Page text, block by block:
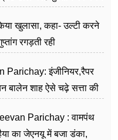
खुलासा, कहा- उल्टी करने
रगड़ती रही
इंजीनियर,रैपर
बालेन शाह ऐसे चढ़े सत्ता की
Parichay : वामपंथ
का जेएनयू में बजा डंका,